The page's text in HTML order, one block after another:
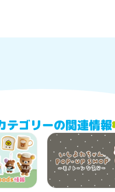
テゴリーの関連情報